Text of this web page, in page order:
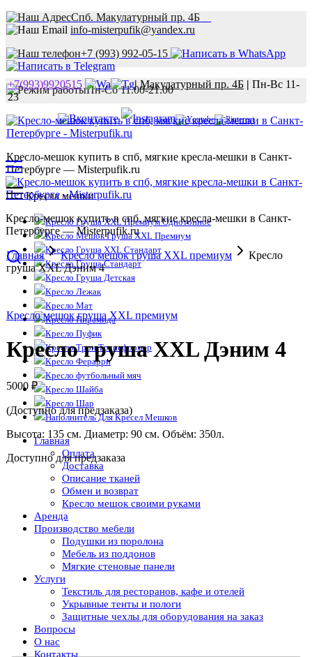
Спб. Макулатурный пр. 4Б
info-misterpufik@yandex.ru
+7 (993) 992-05-15
Пн-Сб 11.00-21.00
+7(993)9920515 | Макулатурный пр. 4Б | Пн-Вс 11-
23
Кресло-мешок купить в спб, мягкие кресла-мешки в Санкт-
Петербурге — Misterpufik.ru
Кресла мешки
Кресло Груша XXL Премиум Однотонное
Кресло Мешок Груша XXL Премиум
Кресло Груша XXL Стандарт
Кресло Груша Стандарт
Кресло Груша Детская
Кресло Лежак
Кресло Мат
Кресло Пирамида
Кресло Пуфик
Кресло Трон Трансформер
Кресло Ферарри
Кресло футбольный мяч
Кресло Шайба
Кресло Шар
Наполнитель Для Кресел Мешков
Главная
Оплата
Доставка
Описание тканей
Обмен и возврат
Кресло мешок своими руками
Аренда
Производство мебели
Подушки из поролона
Мебель из поддонов
Мягкие стеновые панели
Услуги
Текстиль для ресторанов, кафе и отелей
Укрывные тенты и пологи
Защитные чехлы для оборудования на заказ
Вопросы
О нас
Контакты
Кресло-мешок купить в спб, мягкие кресла-мешки в Санкт-
Петербурге — Misterpufik.ru
Главная Кресло мешок груша XXL премиум
Кресло
груша XXL Дэним 4
Кресло мешок груша XXL премиум
Кресло груша XXL Дэним 4
5000 ₽
(Доступно для предзаказа)
Высота: 135 см. Диаметр: 90 см. Объём: 350л.
Доступно для предзаказа